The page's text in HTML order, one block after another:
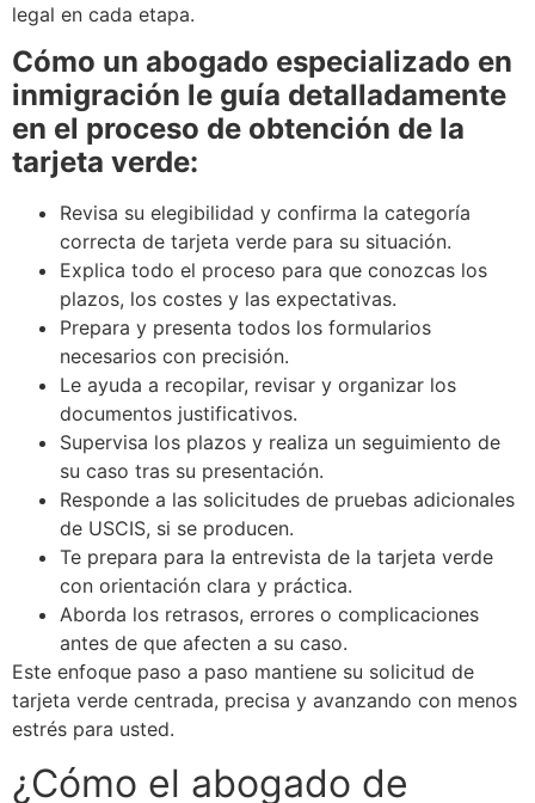
legal en cada etapa.
Cómo un abogado especializado en
inmigración le guía detalladamente
en el proceso de obtención de la
tarjeta verde:
Revisa su elegibilidad y confirma la categoría
correcta de tarjeta verde para su situación.
Explica todo el proceso para que conozcas los
plazos, los costes y las expectativas.
Prepara y presenta todos los formularios
necesarios con precisión.
Le ayuda a recopilar, revisar y organizar los
documentos justificativos.
Supervisa los plazos y realiza un seguimiento de
su caso tras su presentación.
Responde a las solicitudes de pruebas adicionales
de USCIS, si se producen.
Te prepara para la entrevista de la tarjeta verde
con orientación clara y práctica.
Aborda los retrasos, errores o complicaciones
antes de que afecten a su caso.
Este enfoque paso a paso mantiene su solicitud de
tarjeta verde centrada, precisa y avanzando con menos
estrés para usted.
¿Cómo el abogado de